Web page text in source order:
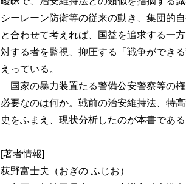
シーレーン防衛等の従来の動き、集団的
と合わせて考えれば、国益を追求する一
対する者を監視、抑圧する「戦争ができ
えっている。
国家の暴力装置たる警備公安警察等の
必要なのは何か。戦前の治安維持法、特
史をふまえ、現状分析したのが本書である
[著者情報]
荻野富士夫（おぎの ふじお）